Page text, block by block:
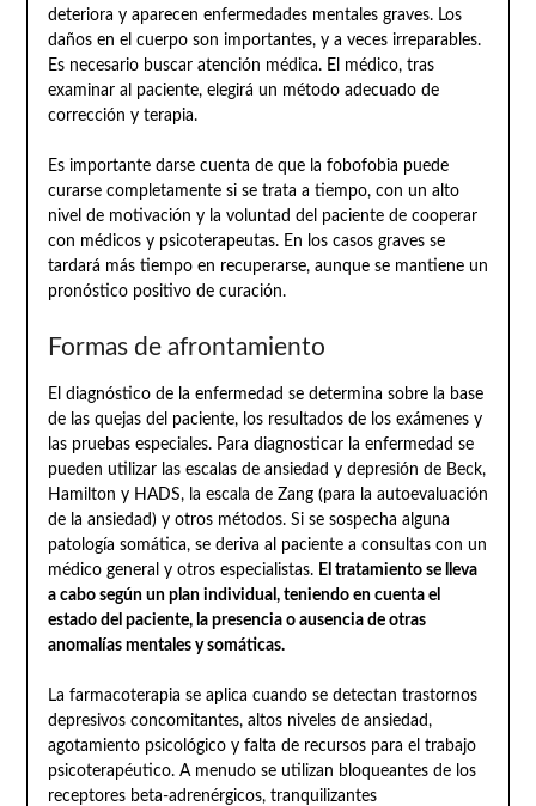
deteriora y aparecen enfermedades mentales graves. Los
daños en el cuerpo son importantes, y a veces irreparables.
Es necesario buscar atención médica. El médico, tras
examinar al paciente, elegirá un método adecuado de
corrección y terapia.
Es importante darse cuenta de que la fobofobia puede
curarse completamente si se trata a tiempo, con un alto
nivel de motivación y la voluntad del paciente de cooperar
con médicos y psicoterapeutas. En los casos graves se
tardará más tiempo en recuperarse, aunque se mantiene un
pronóstico positivo de curación.
Formas de afrontamiento
El diagnóstico de la enfermedad se determina sobre la base
de las quejas del paciente, los resultados de los exámenes y
las pruebas especiales. Para diagnosticar la enfermedad se
pueden utilizar las escalas de ansiedad y depresión de Beck,
Hamilton y HADS, la escala de Zang (para la autoevaluación
de la ansiedad) y otros métodos. Si se sospecha alguna
patología somática, se deriva al paciente a consultas con un
médico general y otros especialistas. El tratamiento se lleva
a cabo según un plan individual, teniendo en cuenta el
estado del paciente, la presencia o ausencia de otras
anomalías mentales y somáticas.
La farmacoterapia se aplica cuando se detectan trastornos
depresivos concomitantes, altos niveles de ansiedad,
agotamiento psicológico y falta de recursos para el trabajo
psicoterapéutico. A menudo se utilizan bloqueantes de los
receptores beta-adrenérgicos, tranquilizantes